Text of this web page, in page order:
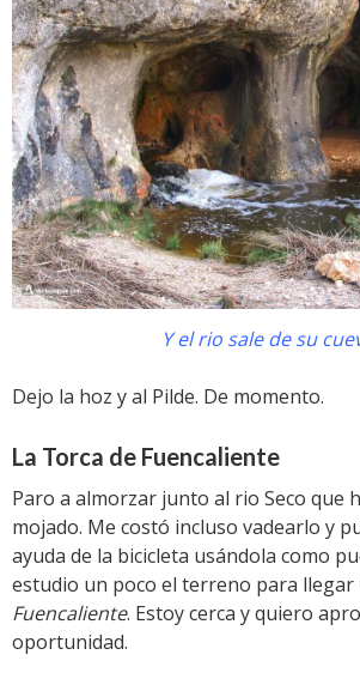
Y el rio sale de su
Dejo la hoz y al Pilde. De momento.
La Torca de Fuencaliente
Paro a almorzar junto al rio Seco que
mojado. Me costó incluso vadearlo y
ayuda de la bicicleta usándola como
estudio un poco el terreno para llegar
Fuencaliente. Estoy cerca y quiero
oportunidad.